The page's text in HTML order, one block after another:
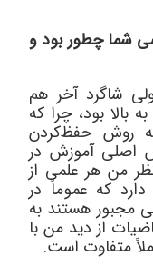
شما چطور بود و
شاگرد آخر هم
بالا بود، چرا که
روش حفظکردن
اصلی آموزش در
من هر علمی از
که عموماً در
مجبور هستند به
از دید من با
متفاوت است.